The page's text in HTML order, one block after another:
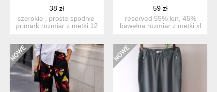
38 zł
szerokie , proste spodnie
primark rozmiar z metki 12
59 zł
reserved 55% len, 45%
bawełna rozmiar z metki xl